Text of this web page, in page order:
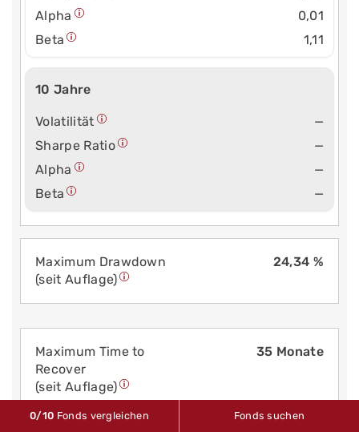
Alpha
0,01
Beta
1,11
10 Jahre
Volatilität
—
Sharpe Ratio
—
Alpha
—
Beta
—
Maximum Drawdown
(seit Auflage)
24,34 %
Maximum Time to
Recover
(seit Auflage)
35 Monate
0/10 Fonds vergleichen Fonds suchen